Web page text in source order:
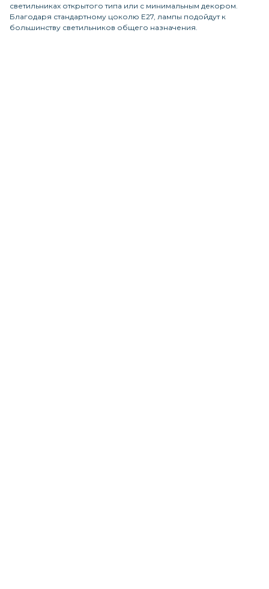
светильниках открытого типа или с минимальным декором.
Благодаря стандартному цоколю Е27, лампы подойдут к
большинству светильников общего назначения.